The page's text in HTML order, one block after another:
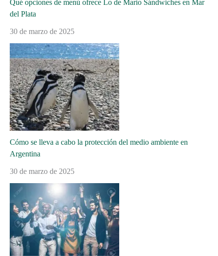
Qué opciones de menú ofrece Lo de Mario Sándwiches en Mar
del Plata
30 de marzo de 2025
Cómo se lleva a cabo la protección del medio ambiente en
Argentina
30 de marzo de 2025